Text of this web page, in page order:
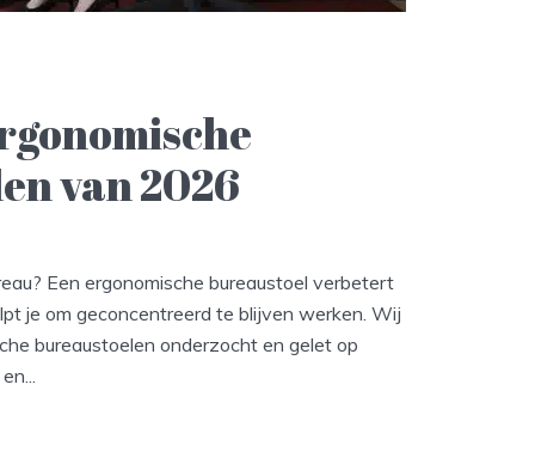
van 2026
Een ergonomische bureaustoel verbetert
je om geconcentreerd te blijven werken. Wij
bureaustoelen onderzocht en gelet op